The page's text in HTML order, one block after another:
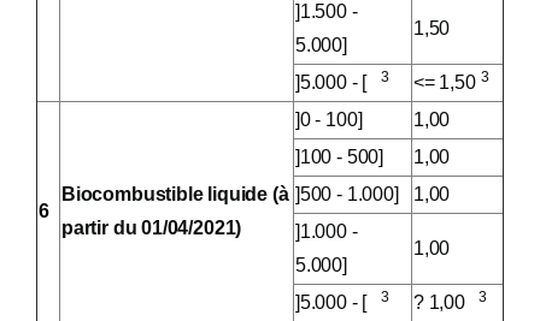
]1.500 -
5.000]
1,50
]5.000 - [ 3 <= 1,50 3
6
Biocombustible liquide (à
partir du 01/04/2021)
]0 - 100]
1,00
]100 - 500]
1,00
]500 - 1.000]
1,00
]1.000 -
5.000]
1,00
]5.000 - [ 3 ? 1,003